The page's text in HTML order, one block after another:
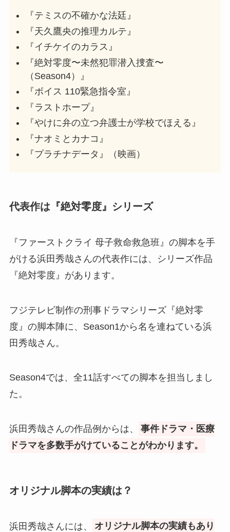
『テミスの不確かな法廷』
『天久鷹央の推理カルテ』
『イチケイのカラス』
『絶対零度〜未然犯罪潜入捜査〜
（Season4）』
『ボイス 110緊急指令室』
『ラストホープ』
『やけに弁の立つ弁護士が学校でほえる』
『ナオミとカナコ』
『プラチナデータ』（映画）
代表作は『絶対零度』シリーズ
『ファーストクライ 母子救命救急班』の脚本を手
がける浜田秀哉さんの代表作には、シリーズ作品
『絶対零度』があります。
フジテレビ制作の刑事ドラマシリーズ『絶対零
度』の脚本陣に、Season1から名を連ねている浜
田秀哉さん。
Season4では、全11話すべての脚本を担当しまし
た。
浜田秀哉さんの作品例からは、
事件ドラマ・医療
ドラマを多数手がけていることがわかります。
オリジナル脚本の実績は？
浜田秀哉さんには、
オリジナル脚本の実績もあり